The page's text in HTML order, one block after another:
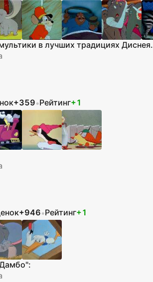
в лучших традициях Диснея.
+359•Рейтинг+1
+946•Рейтинг+1